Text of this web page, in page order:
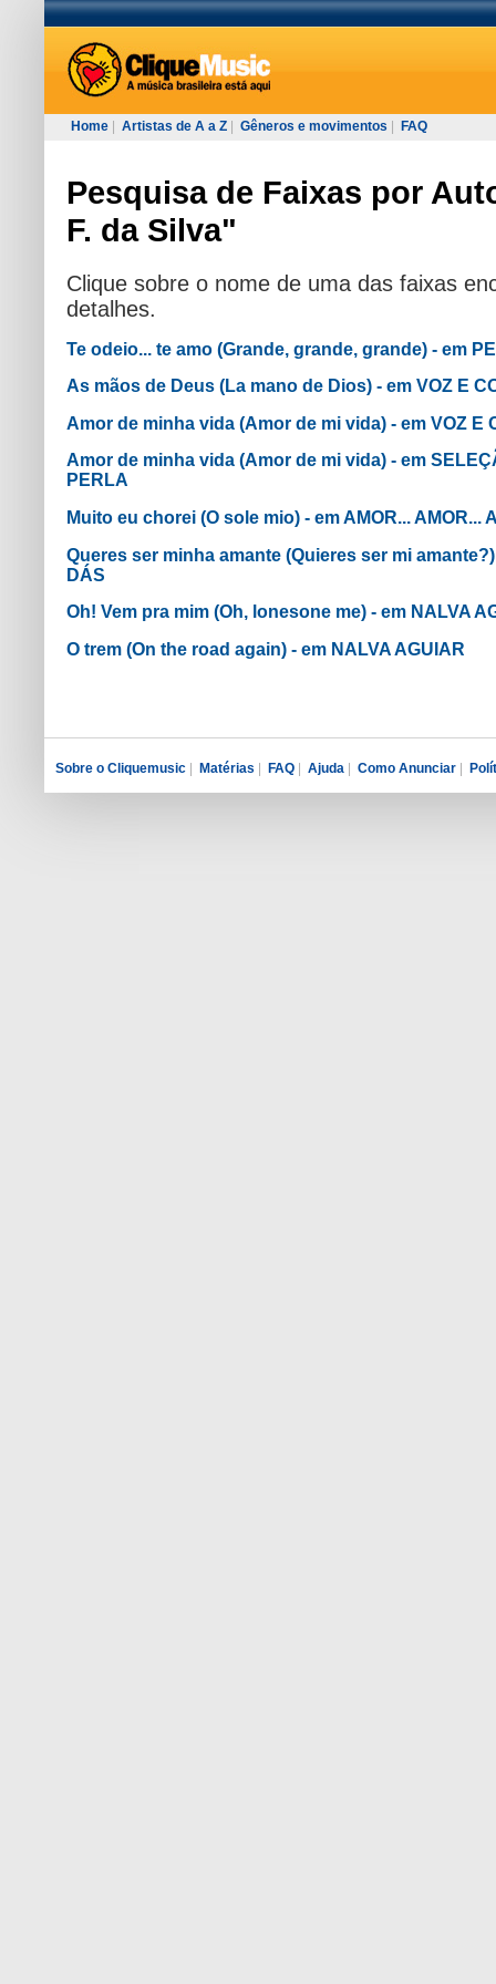
Home Artistas de A a Z Gêneros e movimentos FAQ
Pesquisa de Faixas por
F. da Silva"
Clique sobre o nome de uma das faixas
detalhes.
Te odeio... te amo (Grande, grande, grande) - em
As mãos de Deus (La mano de Dios) - em VOZ E
Amor de minha vida (Amor de mi vida) - em VOZ E
Amor de minha vida (Amor de mi vida) - em
PERLA
Muito eu chorei (O sole mio) - em AMOR... AMOR...
Queres ser minha amante (Quieres ser mi
DÁS
Oh! Vem pra mim (Oh, lonesone me) - em NALVA
O trem (On the road again) - em NALVA AGUIAR
Sobre o Cliquemusic | Matérias | FAQ | Ajuda | Como Anunciar |